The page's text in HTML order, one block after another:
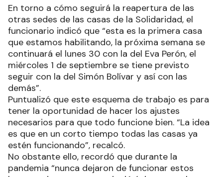
En torno a cómo seguirá la reapertura de las
otras sedes de las casas de la Solidaridad, el
funcionario indicó que “esta es la primera casa
que estamos habilitando, la próxima semana se
continuará el lunes 30 con la del Eva Perón, el
miércoles 1 de septiembre se tiene previsto
seguir con la del Simón Bolívar y así con las
demás”.
Puntualizó que este esquema de trabajo es para
tener la oportunidad de hacer los ajustes
necesarios para que todo funcione bien. “La idea
es que en un corto tiempo todas las casas ya
estén funcionando”, recalcó.
No obstante ello, recordó que durante la
pandemia “nunca dejaron de funcionar estos